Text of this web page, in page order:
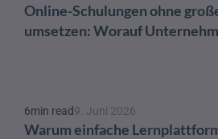
Online-Schulungen ohne
umsetzen: Worauf
6min read9. Juni 2026
Warum einfache